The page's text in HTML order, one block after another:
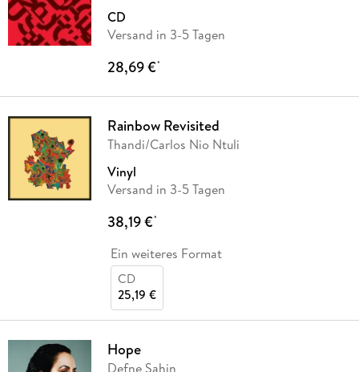
CD
Versand in 3-5 Tagen
28,69 €*
Rainbow Revisited
Thandi/Carlos Nio Ntuli
Vinyl
Versand in 3-5 Tagen
38,19 €*
Ein weiteres Format
CD
25,19 €
Hope
Defne Sahin